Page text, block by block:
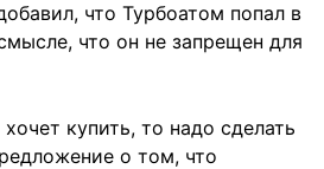
что Турбоатом попал в
что он не запрещен для
купить, то надо сделать
о том, что